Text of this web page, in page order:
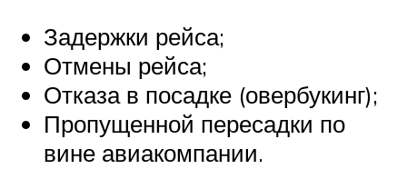
Задержки рейса;
Отмены рейса;
Отказа в посадке (овербукинг);
Пропущенной пересадки по
вине авиакомпании.